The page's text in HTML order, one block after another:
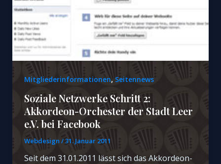
Mitgliederinformationen, Seitennews
Soziale Netzwerke Schritt 2:
Akkordeon-Orchester der Stadt Leer
e.V. bei Facebook
Webdesign /31. Januar 2011
Seit dem 31.01.2011 lässt sich das Akkordeon-